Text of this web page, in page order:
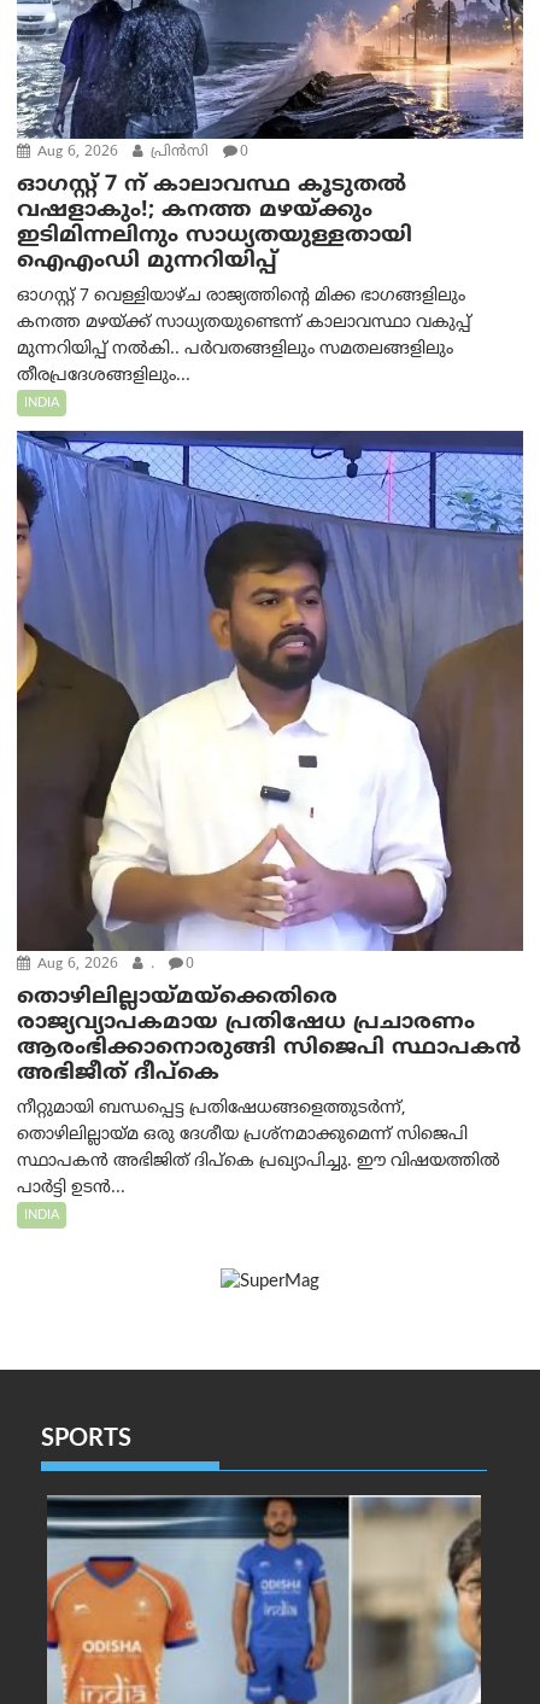
Aug 6, 2026 പ്രിന്‍സി 0
ഓഗസ്റ്റ് 7 ന് കാലാവസ്ഥ കൂടുതൽ
വഷളാകും!; കനത്ത മഴയ്ക്കും
ഇടിമിന്നലിനും സാധ്യതയുള്ളതായി
ഐഎംഡി മുന്നറിയിപ്പ്
ഓഗസ്റ്റ് 7 വെള്ളിയാഴ്ച രാജ്യത്തിന്റെ മിക്ക ഭാഗങ്ങളിലും
കനത്ത മഴയ്ക്ക് സാധ്യതയുണ്ടെന്ന് കാലാവസ്ഥാ വകുപ്പ്
മുന്നറിയിപ്പ് നൽകി.. പർവതങ്ങളിലും സമതലങ്ങളിലും
തീരപ്രദേശങ്ങളിലും...
INDIA
Aug 6, 2026 . 0
തൊഴിലില്ലായ്മയ്ക്കെതിരെ
രാജ്യവ്യാപകമായ പ്രതിഷേധ പ്രചാരണം
ആരംഭിക്കാനൊരുങ്ങി സിജെപി സ്ഥാപകന്‍
അഭിജീത് ദീപ്കെ
നീറ്റുമായി ബന്ധപ്പെട്ട പ്രതിഷേധങ്ങളെത്തുടർന്ന്,
തൊഴിലില്ലായ്മ ഒരു ദേശീയ പ്രശ്നമാക്കുമെന്ന് സിജെപി
സ്ഥാപകൻ അഭിജിത് ദിപ്കെ പ്രഖ്യാപിച്ചു. ഈ വിഷയത്തിൽ
പാർട്ടി ഉടൻ...
INDIA
SPORTS